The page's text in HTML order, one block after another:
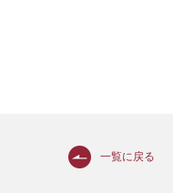
一覧に戻る